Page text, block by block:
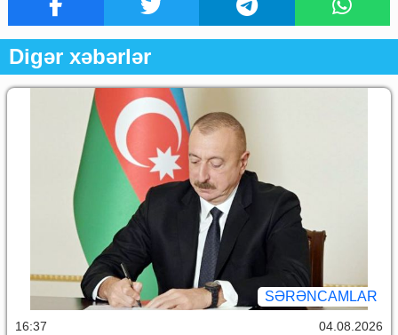
Digər xəbərlər
SƏRƏNCAMLAR
16:37 04.08.2026